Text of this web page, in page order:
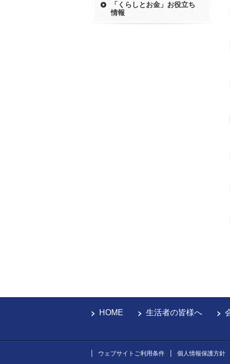
「くらしとお金」お役立ち
情報
HOME 生活者の皆様へ
ウェブサイトご利用条件 個人情報保護方針